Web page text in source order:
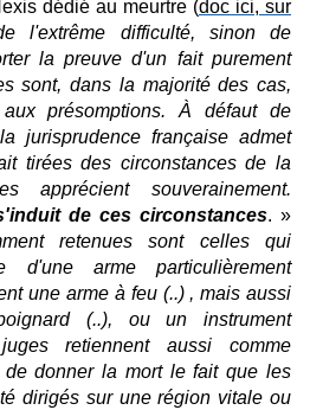
dédié au meurtre (doc ici, sur
l'extrême difficulté, sinon de
la preuve d'un fait purement
sont, dans la majorité des cas,
présomptions. À défaut de
jurisprudence française admet
tirées des circonstances de la
souverainement.
de ces circonstances. »
retenues sont celles qui
d'une arme particulièrement
une arme à feu (..) , mais aussi
(..), ou un instrument
retiennent aussi comme
de donner la mort le fait que les
dirigés sur une région vitale ou